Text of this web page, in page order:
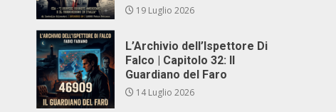
19 Luglio 2026
L’Archivio dell’Ispettore Di
Falco | Capitolo 32: Il
Guardiano del Faro
14 Luglio 2026